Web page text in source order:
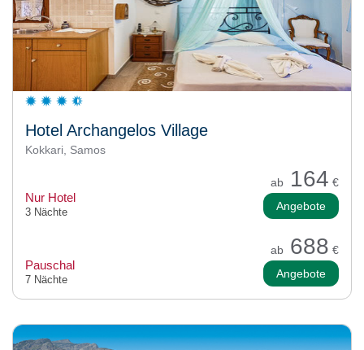
Hotel Archangelos Village
Kokkari, Samos
ab 164 €
Nur Hotel
3 Nächte Angebote
ab 688 €
Pauschal
7 Nächte Angebote